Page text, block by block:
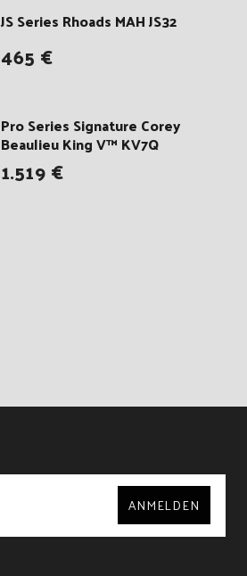
JS Series Rhoads MAH JS32
465 €
Pro Series Signature Corey
Beaulieu King V™ KV7Q
1.519 €
ANMELDEN